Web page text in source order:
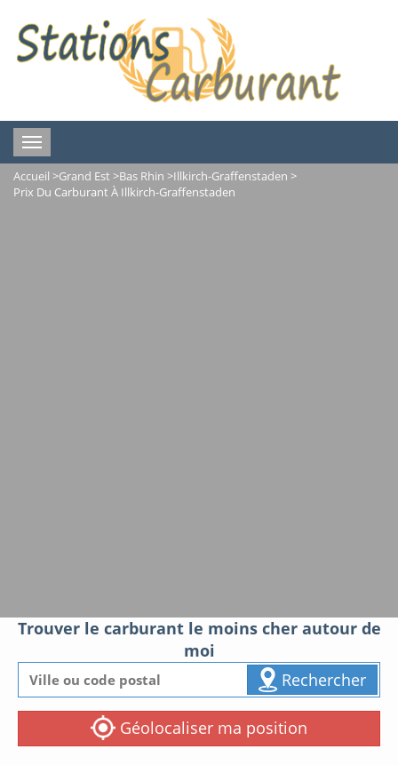
Toggle
navigation
Accueil >Grand Est >Bas Rhin >Illkirch-Graffenstaden >
Prix Du Carburant À Illkirch-Graffenstaden
Trouver le carburant le moins cher autour de
moi
Rechercher
Géolocaliser ma position